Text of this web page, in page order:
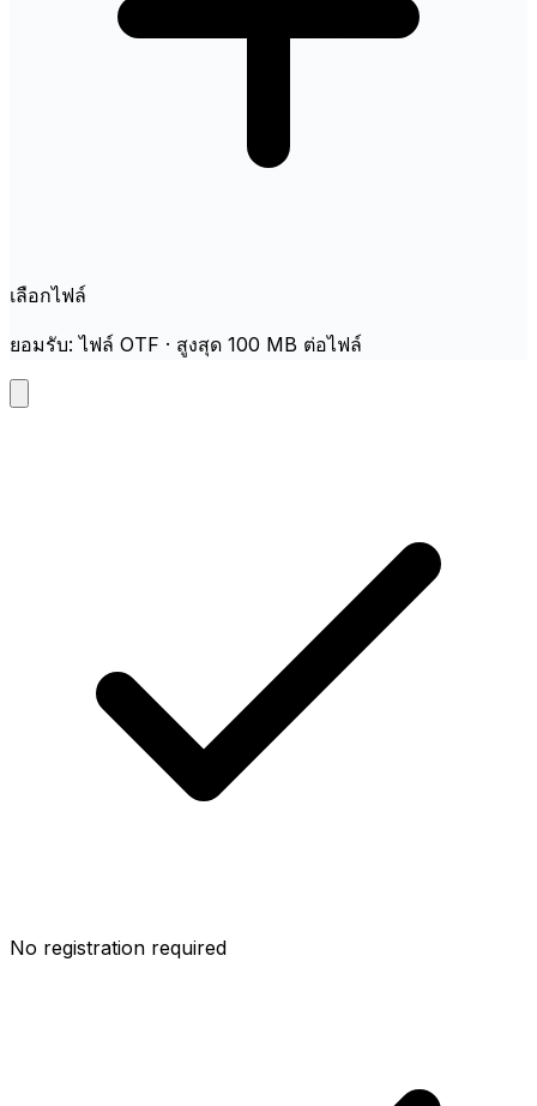
เลือกไฟล์
ยอมรับ: ไฟล์ OTF · สูงสุด 100 MB ต่อไฟล์
No registration required